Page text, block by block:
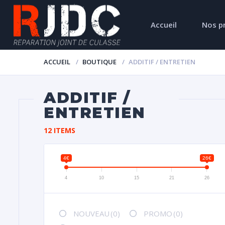
Accueil Nos
ACCUEIL BOUTIQUE ADDITIF / ENTRETIEN
ADDITIF /
ENTRETIEN
12 ITEMS
4€ 26€
4 10 15 21 26
NOUVEAU (0) PROMO (0)